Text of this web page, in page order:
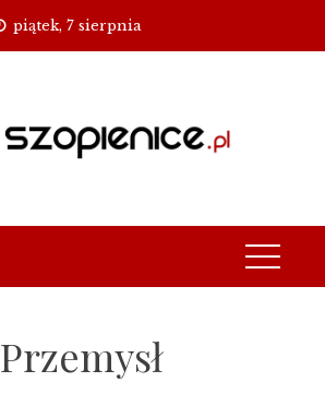
piątek, 7 sierpnia
Przemysł